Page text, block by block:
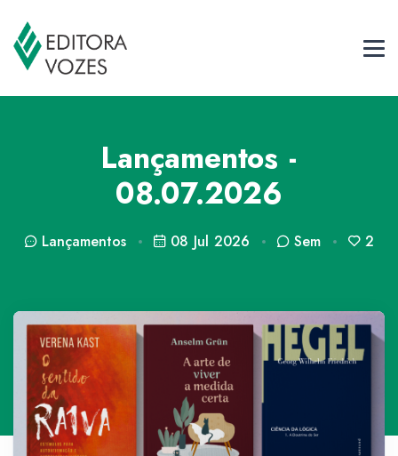
Lançamentos -
08.07.2026
Lançamentos 08 Jul 2026 Sem 2